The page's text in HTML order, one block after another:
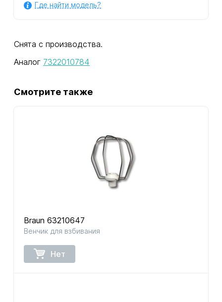
Где найти модель?
Снята с производства.
Аналог 7322010784
Смотрите также
Braun 63210647
Венчик для взбивания
Нет